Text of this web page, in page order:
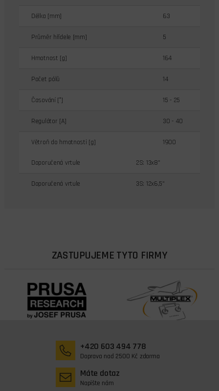
Délka [mm] 63
Průměr hřídele [mm] 5
Hmotnost [g] 164
Počet pólů 14
Časování [°] 15 - 25
Regulátor [A] 30 - 40
Větroň do hmotnosti [g] 1900
Doporučená vrtule 2S: 13x8"
Doporučená vrtule 3S: 12x6,5"
ZASTUPUJEME TYTO FIRMY
+420 603 494 778
Doprava nad 2500 Kč zdarma
Máte dotaz
Napište nám